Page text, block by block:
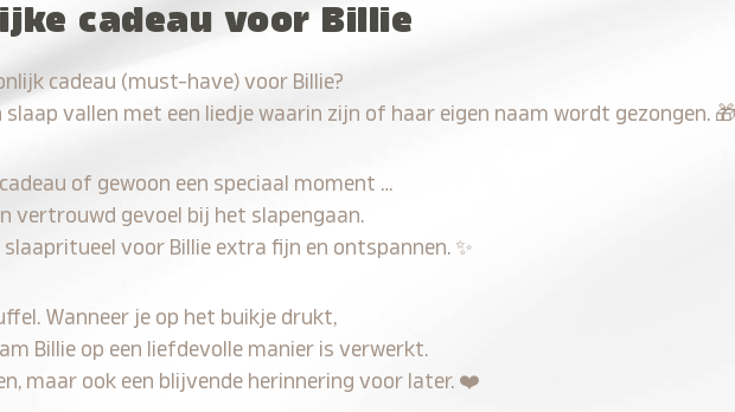
cadeau voor Billie
cadeau (must-have) voor Billie?
vallen met een liedje waarin zijn of haar eigen naam wordt gezongen.
of gewoon een speciaal moment …
vertrouwd gevoel bij het slapengaan.
voor Billie extra fijn en ontspannen. ✨
Wanneer je op het buikje drukt,
Billie op een liefdevolle manier is verwerkt.
maar ook een blijvende herinnering voor later. ❤️